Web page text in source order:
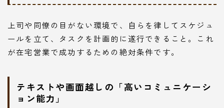
上司や同僚の目がない環境で、自らを律してスケジュ
ールを立て、タスクを計画的に遂行できること。これ
が在宅営業で成功するための絶対条件です。
テキストや画面越しの「高いコミュニケーシ
ョン能力」